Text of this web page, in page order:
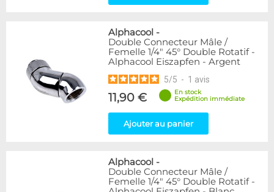
Alphacool -
Double Connecteur Mâle /
Femelle 1/4" 45° Double Rotatif -
Alphacool Eiszapfen - Argent
5/5 - 1 avis
11,90 €
En stock
Expédition immédiate
Ajouter au panier
Alphacool -
Double Connecteur Mâle /
Femelle 1/4" 45° Double Rotatif -